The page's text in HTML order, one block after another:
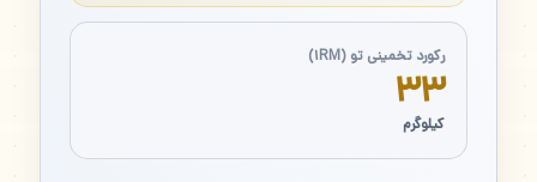
رکورد تخمینی تو (۱RM)
۳۳
کیلوگرم